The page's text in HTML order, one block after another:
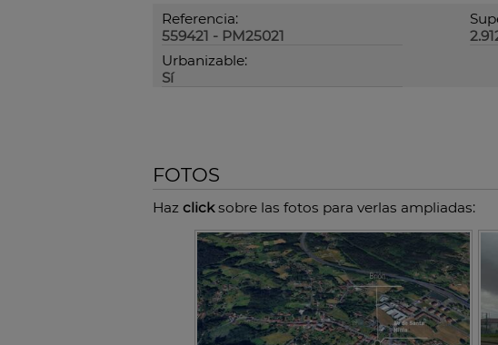
Referencia:
559421 - PM25021
Urbanizable:
Sí
FOTOS
Haz clicksobre las fotos para verlas ampliadas: